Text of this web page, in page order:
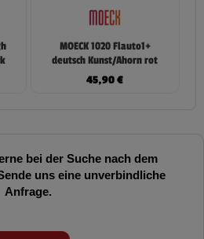
MOECK 1020 Flauto1+
deutsch Kunst/Ahorn rot
45,90€
bei der Suche nach dem
uns eine unverbindliche
Anfrage.